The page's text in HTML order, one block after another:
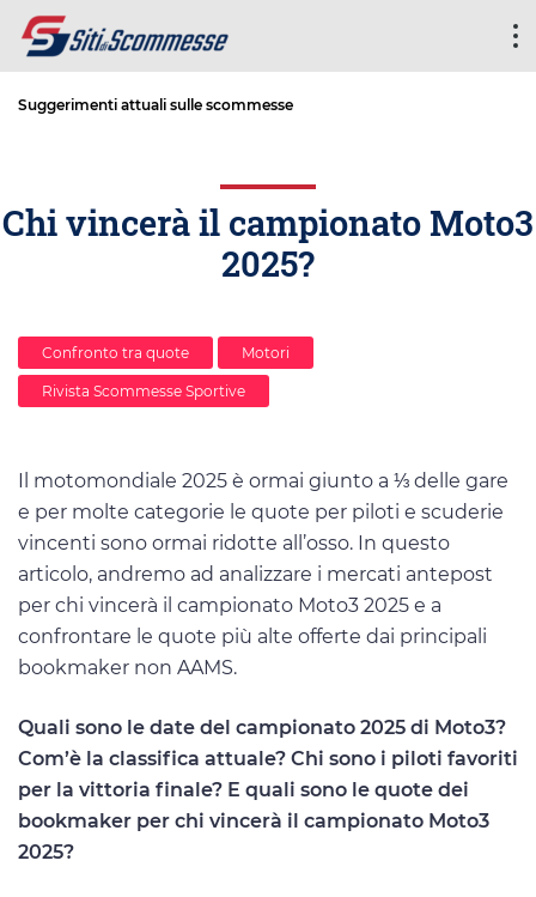
Suggerimenti attuali sulle scommesse
Chi vincerà il campionato Moto3
2025?
Confronto tra quote Motori
Rivista Scommesse Sportive
Il motomondiale 2025 è ormai giunto a ⅓ delle gare
e per molte categorie le quote per piloti e scuderie
vincenti sono ormai ridotte all’osso. In questo
articolo, andremo ad analizzare i mercati antepost
per chi vincerà il campionato Moto3 2025 e a
confrontare le quote più alte offerte dai principali
bookmaker non AAMS.
Quali sono le date del campionato 2025 di Moto3?
Com’è la classifica attuale? Chi sono i piloti favoriti
per la vittoria finale? E quali sono le quote dei
bookmaker per chi vincerà il campionato Moto3
2025?